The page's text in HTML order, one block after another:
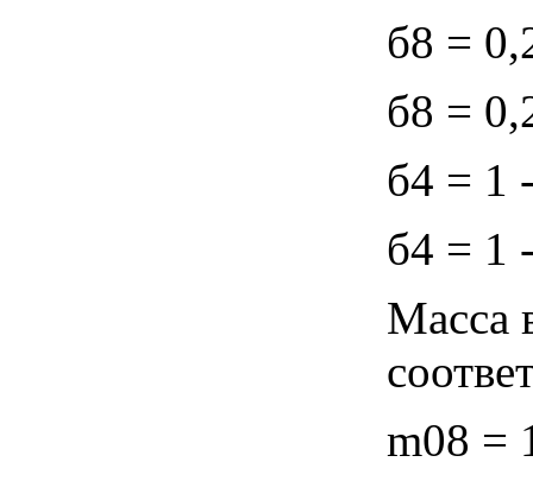
б8 =
б8 =
б4 = 1
б4 = 1
Масса
m08 =